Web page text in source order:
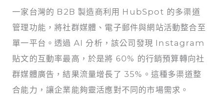
一家台灣的 B2B 製造商利用 HubSpot 的多渠道
管理功能，將社群媒體、電子郵件與網站活動整合至
單一平台。透過 AI 分析，該公司發現 Instagram
貼文的互動率最高，於是將 60% 的行銷預算轉向社
群媒體廣告，結果流量增長了 35%。這種多渠道整
合能力，讓企業能夠靈活應對不同的市場需求。